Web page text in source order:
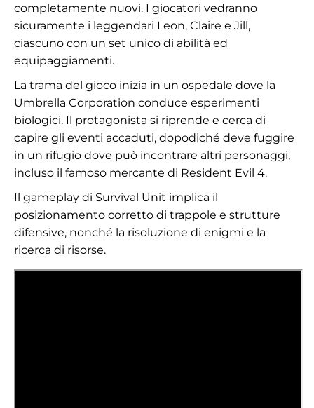
completamente nuovi. I giocatori vedranno
sicuramente i leggendari Leon, Claire e Jill,
ciascuno con un set unico di abilità ed
equipaggiamenti.
La trama del gioco inizia in un ospedale dove la
Umbrella Corporation conduce esperimenti
biologici. Il protagonista si riprende e cerca di
capire gli eventi accaduti, dopodiché deve fuggire
in un rifugio dove può incontrare altri personaggi,
incluso il famoso mercante di Resident Evil 4.
Il gameplay di Survival Unit implica il
posizionamento corretto di trappole e strutture
difensive, nonché la risoluzione di enigmi e la
ricerca di risorse.